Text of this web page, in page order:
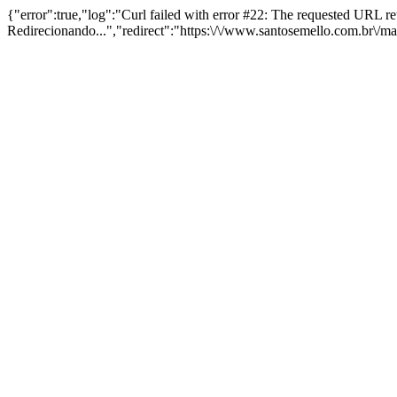
{"error":true,"log":"Curl failed with error #22: The requested URL
Redirecionando...","redirect":"https:\/\/www.santosemello.com.br\/